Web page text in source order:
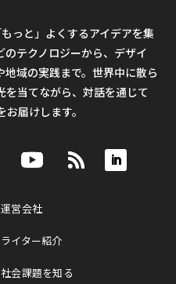
っと」よくするアイデアを集
テクノロジーから、デザイ
地域の実践まで。世界中に散ら
を当てながら、対話を通じて
届けします。
運営会社
ライター紹介
社会課題を知る